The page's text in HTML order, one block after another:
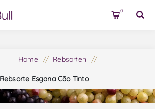
0
Home / Rebsorten /
Rebsorte Esgana Cão Tinto